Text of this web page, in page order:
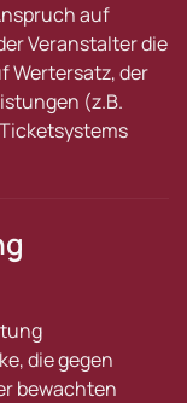
auf
Veranstalter die
Wertersatz, der
(z.B.
die gegen
bewachten